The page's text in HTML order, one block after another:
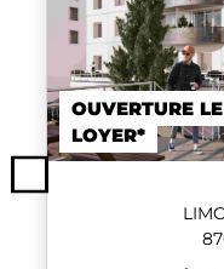
OUVERTURE
LOYER*
Previous